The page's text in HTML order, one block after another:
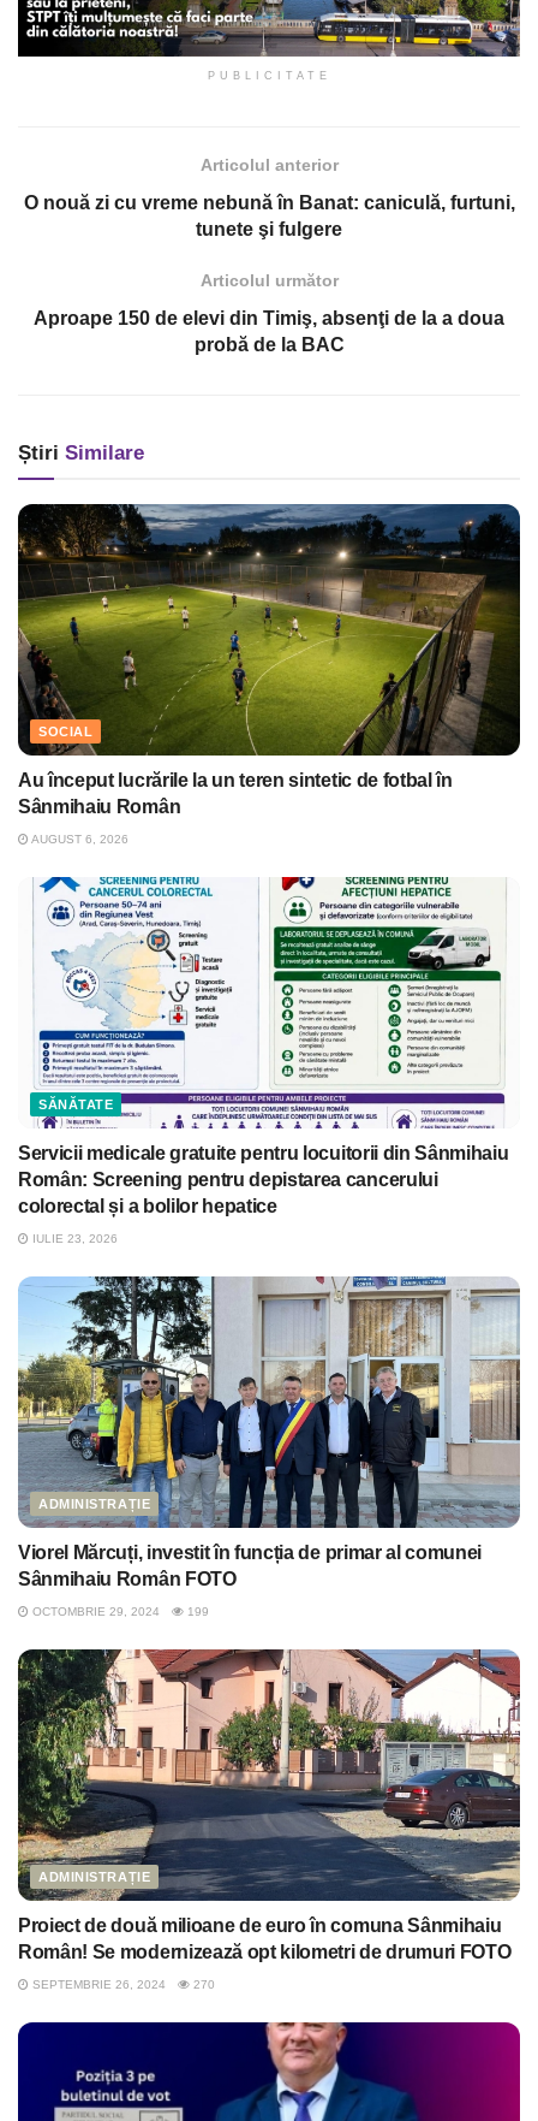
PUBLICITATE
Articolul anterior
O nouă zi cu vreme nebună în Banat: caniculă, furtuni,
tunete şi fulgere
Articolul următor
Aproape 150 de elevi din Timiş, absenţi de la a doua
probă de la BAC
Știri Similare
SOCIAL
Au început lucrările la un teren sintetic de fotbal în
Sânmihaiu Român
AUGUST 6, 2026
SĂNĂTATE
Servicii medicale gratuite pentru locuitorii din Sânmihaiu
Român: Screening pentru depistarea cancerului
colorectal și a bolilor hepatice
IULIE 23, 2026
ADMINISTRAȚIE
Viorel Mărcuți, investit în funcția de primar al comunei
Sânmihaiu Român FOTO
OCTOMBRIE 29, 2024 199
ADMINISTRAȚIE
Proiect de două milioane de euro în comuna Sânmihaiu
Român! Se modernizează opt kilometri de drumuri FOTO
SEPTEMBRIE 26, 2024 270